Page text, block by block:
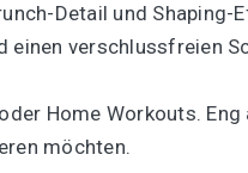
Detail und
einen verschlussfreien
Home Workouts.
möchten.